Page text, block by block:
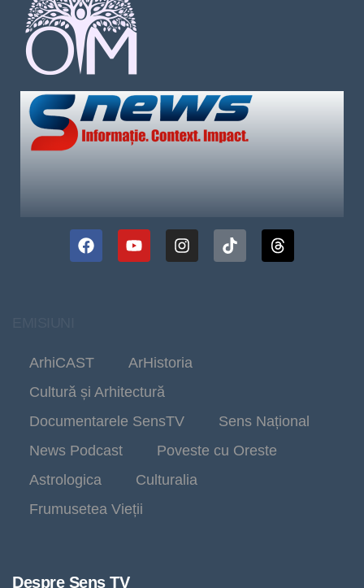
ArhiCAST
ArHistoria
Cultură și Arhitectură
Documentarele SensTV
Sens Național
News Podcast
Poveste cu Oreste
Astrologica
Culturalia
Frumusetea Vieții
Despre Sens TV